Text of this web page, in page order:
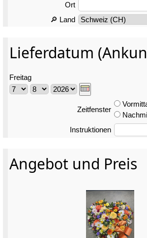
Ort
🔎 Land
Lieferdatum
Freitag
Zeitfenster
Instruktionen
Angebot und Preis